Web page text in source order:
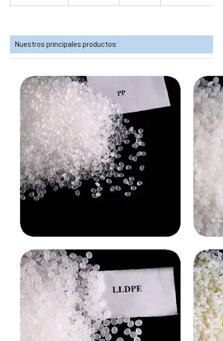
Nuestros principales productos: